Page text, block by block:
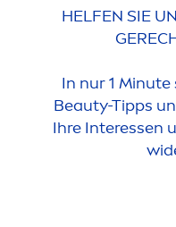
HELFEN SIE
In nur 1 Minute
Beauty-Tipps
Ihre Interessen